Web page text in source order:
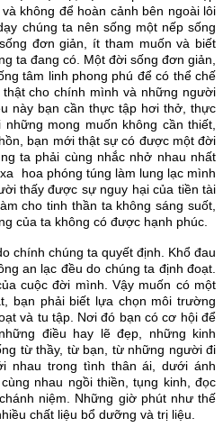
không để hoàn cảnh bên ngoài lôi
chúng ta nên sống một nếp sống
đơn giản, ít tham muốn và biết
ta đang có. Một đời sống đơn giản,
tâm linh phong phú để có thể chế
cho chính mình và những người
này bạn cần thực tập hơi thở, thực
mong muốn không cần thiết,
bạn mới thật sự có được một đời
ta phải cùng nhắc nhở nhau nhất
hoa phóng túng làm lung lạc mình
thấy được sự nguy hại của tiền tài
cho tinh thần ta không sáng suốt,
của ta không có được hạnh phúc.
chúng ta quyết định. Khổ đau
an lạc đều do chúng ta định đoạt.
cuộc đời mình. Vậy muốn có một
bạn phải biết lựa chọn môi trường
và tu tập. Nơi đó bạn có cơ hội để
điều hay lẽ đẹp, những kinh
từ thầy, từ bạn, từ những người đi
nhau trong tình thân ái, dưới ánh
nhau ngồi thiền, tụng kinh, đọc
niệm. Những giờ phút như thế
chất liệu bổ dưỡng và trị liệu.